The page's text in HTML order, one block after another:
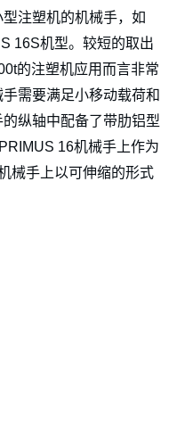
注塑机的机械手，如
16S机型。较短的取出
的注塑机应用而言非常
需要满足小移动载荷和
纵轴中配备了带肋铝型
16机械手上作为
械手上以可伸缩的形式